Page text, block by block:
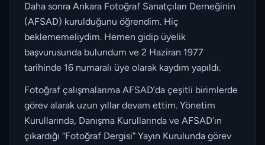
Daha sonra Ankara Fotoğraf Sanatçıları Derneğinin
(AFSAD) kurulduğunu öğrendim. Hiç
beklememeliydim. Hemen gidip üyelik
başvurusunda bulundum ve 2 Haziran 1977
tarihinde 16 numaralı üye olarak kaydım yapıldı.
Fotoğraf çalışmalarıma AFSAD’da çeşitli birimlerde
görev alarak uzun yıllar devam ettim. Yönetim
Kurullarında, Danışma Kurullarında ve AFSAD’ın
çıkardığı “Fotoğraf Dergisi” Yayın Kurulunda görev